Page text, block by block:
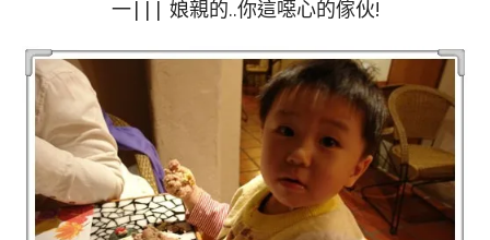
一||| 娘親的..你這噁心的傢伙!